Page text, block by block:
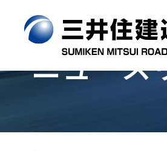
ニュース